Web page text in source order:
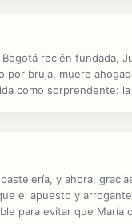
recién fundada,
por bruja, muere
como sorprendente:
y ahora,
el apuesto y
para evitar que